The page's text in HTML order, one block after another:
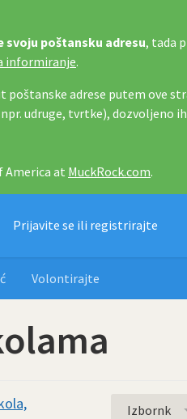
poštansku adresu, tada
informiranje.
poštanske adrese putem ove
udruge, tvrtke), dozvoljeno
America at MuckRock.com.
Prijavite se ili registrirajte
Volontirajte
Izbornk